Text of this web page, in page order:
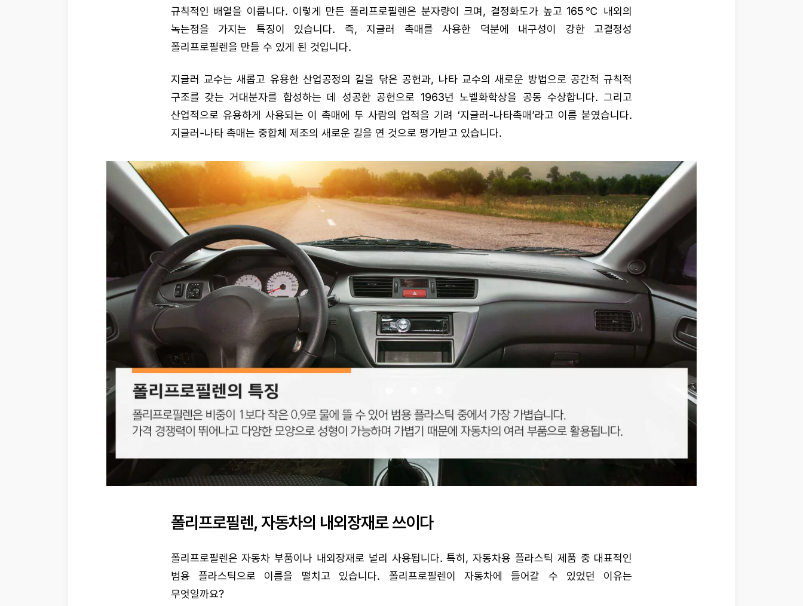
규칙적인 배열을 이룹니다. 이렇게 만든 폴리프로필렌은 분자량이 크며, 결정화도가 높고 165℃ 내외의
녹는점을 가지는 특징이 있습니다. 즉, 지글러 촉매를 사용한 덕분에 내구성이 강한 고결정성
폴리프로필렌을 만들 수 있게 된 것입니다.
지글러 교수는 새롭고 유용한 산업공정의 길을 닦은 공헌과, 나타 교수의 새로운 방법으로 공간적 규칙적
구조를 갖는 거대분자를 합성하는 데 성공한 공헌으로 1963년 노벨화학상을 공동 수상합니다. 그리고
산업적으로 유용하게 사용되는 이 촉매에 두 사람의 업적을 기려 ‘지글러-나타촉매’라고 이름 붙였습니다.
지글러-나타 촉매는 중합체 제조의 새로운 길을 연 것으로 평가받고 있습니다.
폴리프로필렌, 자동차의 내외장재로 쓰이다
폴리프로필렌은 자동차 부품이나 내외장재로 널리 사용됩니다. 특히, 자동차용 플라스틱 제품 중 대표적인
범용 플라스틱으로 이름을 떨치고 있습니다. 폴리프로필렌이 자동차에 들어갈 수 있었던 이유는
무엇일까요?